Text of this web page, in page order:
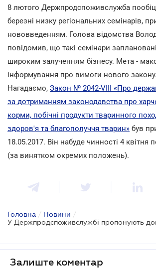
8 лютого Держпродспоживслужба
березні низку регіональних семінарів,
нововведенням. Голова відомства
повідомив, що такі семінари
широким залученням бізнесу. Мета -
інформування про вимоги нового закону.
Нагадаємо, Закон № 2042-VIII «Про
за дотриманням законодавства про
корми, побічні продукти тваринного
здоров'я та благополуччя тварин» був
18.05.2017. Він набуде чинності 4 квітня
(за винятком окремих положень).
Головна / Новини /
Залиште коментар